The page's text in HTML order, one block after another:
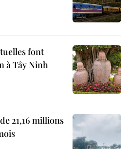
font
à Tây Ninh
21,16 millions